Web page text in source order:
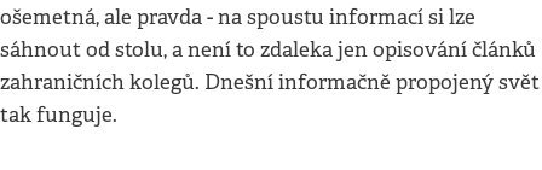
ošemetná, ale pravda - na spoustu informací si lze
sáhnout od stolu, a není to zdaleka jen opisování článků
zahraničních kolegů. Dnešní informačně propojený svět
tak funguje.